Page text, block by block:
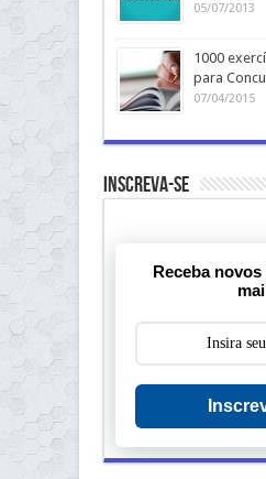
05/07/2013
1000
para
07/04/2015
Inscreva-se
Receba